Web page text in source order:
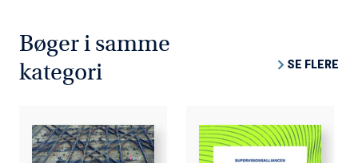
Bøger i samme
kategori
SE FLERE